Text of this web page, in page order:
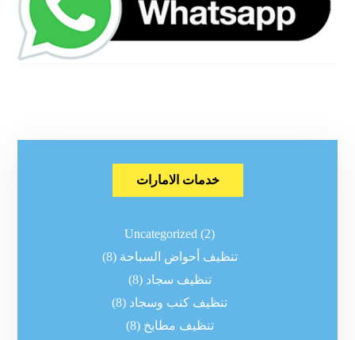
خدمات الامارات
Uncategorized (2)
تنظيف أحواض السباحة (8)
تنظيف سجاد (8)
تنظيف كنب وسجاد (8)
تنظيف مطابخ (8)